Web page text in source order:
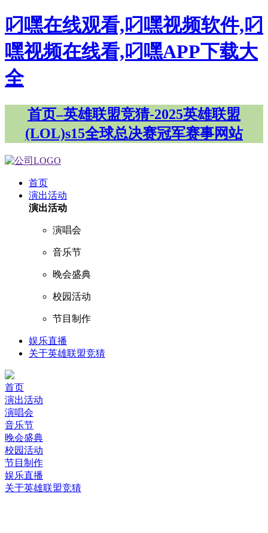
叼嘿在线观看,叼嘿视频软件,叼
嘿视频在线看,叼嘿APP下载大
全
首页–英雄联盟竞猜-2025英雄联盟
(LOL)s15全球总决赛冠军赛事网站
首页
演出活动
演出活动
演唱会
音乐节
晚会盛典
校园活动
节目制作
娱乐直播
关于英雄联盟竞猜
首页
演出活动
演唱会
音乐节
晚会盛典
校园活动
节目制作
娱乐直播
关于英雄联盟竞猜